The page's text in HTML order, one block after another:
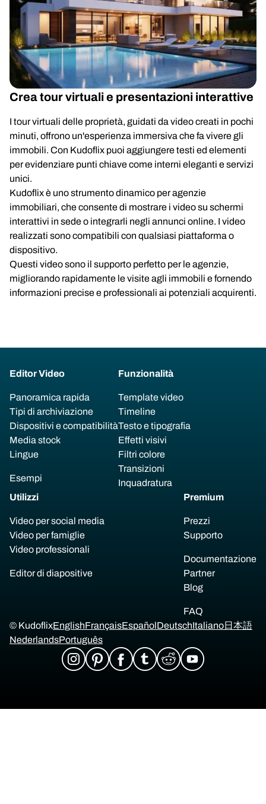
Crea tour virtuali e presentazioni interattive
I tour virtuali delle proprietà, guidati da video creati in pochi
minuti, offrono un'esperienza immersiva che fa vivere gli
immobili. Con Kudoflix puoi aggiungere testi ed elementi
per evidenziare punti chiave come interni eleganti e servizi
unici.
Kudoflix è uno strumento dinamico per agenzie
immobiliari, che consente di mostrare i video su schermi
interattivi in sede o integrarli negli annunci online. I video
realizzati sono compatibili con qualsiasi piattaforma o
dispositivo.
Questi video sono il supporto perfetto per le agenzie,
migliorando rapidamente le visite agli immobili e fornendo
informazioni precise e professionali ai potenziali acquirenti.
Editor Video
Panoramica rapida
Tipi di archiviazione
Dispositivi e compatibilità
Media stock
Lingue
Esempi
Funzionalità
Template video
Timeline
Testo e tipografia
Effetti visivi
Filtri colore
Transizioni
Inquadratura
Utilizzi
Video per social media
Video per famiglie
Video professionali
Editor di diapositive
Premium
Prezzi
Supporto
Documentazione
Partner
Blog
FAQ
© KudoflixEnglishFrançaisEspañolDeutschItaliano日本語
NederlandsPortuguês